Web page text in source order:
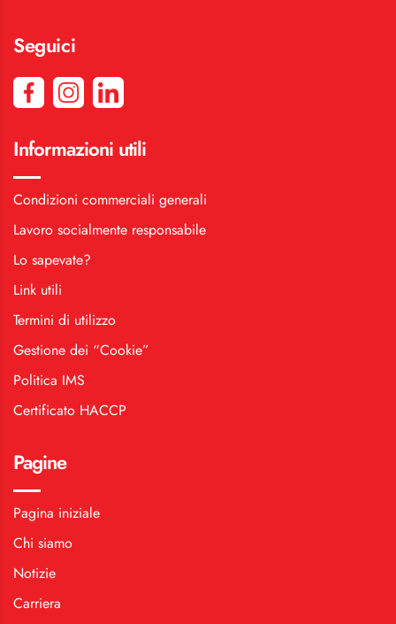
Seguici
Informazioni utili
Condizioni commerciali generali
Lavoro socialmente responsabile
Lo sapevate?
Link utili
Termini di utilizzo
Gestione dei “Cookie”
Politica IMS
Certificato HACCP
Pagine
Pagina iniziale
Chi siamo
Notizie
Carriera